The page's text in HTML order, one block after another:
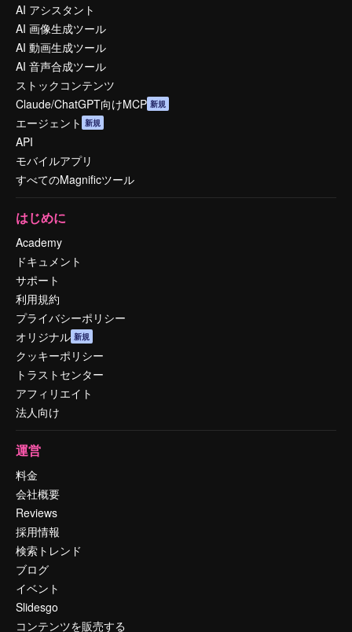
AI アシスタント
AI 画像生成ツール
AI 動画生成ツール
AI 音声合成ツール
ストックコンテンツ
Claude/ChatGPT向けMCP 新規
エージェント 新規
API
モバイルアプリ
すべてのMagnificツール
はじめに
Academy
ドキュメント
サポート
利用規約
プライバシーポリシー
オリジナル 新規
クッキーポリシー
トラストセンター
アフィリエイト
法人向け
運営
料金
会社概要
Reviews
採用情報
検索トレンド
ブログ
イベント
Slidesgo
コンテンツを販売する